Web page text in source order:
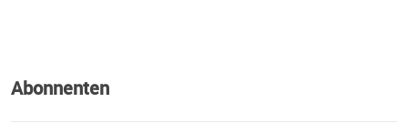
Abonnenten